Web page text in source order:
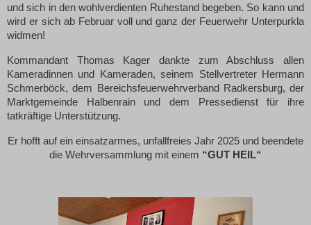
und sich in den wohlverdienten Ruhestand begeben. So kann und
wird er sich ab Februar voll und ganz der Feuerwehr Unterpurkla
widmen!
Kommandant Thomas Kager dankte zum Abschluss allen
Kameradinnen und Kameraden, seinem Stellvertreter Hermann
Schmerböck, dem Bereichsfeuerwehrverband Radkersburg, der
Marktgemeinde Halbenrain und dem Pressedienst für ihre
tatkräftige Unterstützung.
Er hofft auf ein einsatzarmes, unfallfreies Jahr 2025 und beendete
die Wehrversammlung mit einem “GUT HEIL“